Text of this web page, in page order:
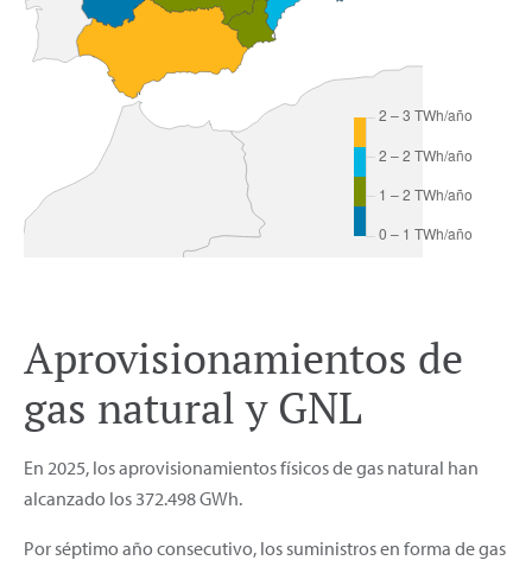
Aprovisionamientos de
gas natural y GNL
En 2025, los aprovisionamientos físicos de gas natural han
alcanzado los 372.498 GWh.
Por séptimo año consecutivo, los suministros en forma de gas